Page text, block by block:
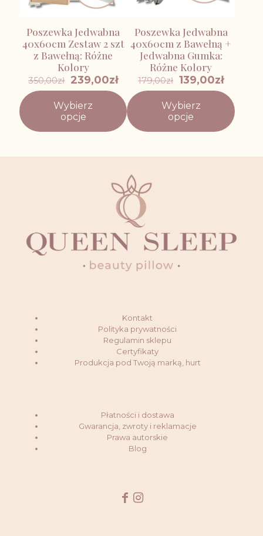
Poszewka Jedwabna
40x60cm Zestaw 2 szt
z Bawełną: Różne
Kolory
350,00zł Pierwotna
cena
wynosiła:
350,00zł.
239,00złAktualna
cena
wynosi:
239,00zł.
Wybierz
opcje
Ten
produkt
Poszewka Jedwabna
40x60cm z Bawełną +
Jedwabna Gumka:
Różne Kolory
179,00zł Pierwotna
cena
wynosiła:
179,00zł.
139,00zł
cena
wynosi:
Wybierz
opcje
Ten
produkt
można
wybrać
stronie
produktu
Kontakt
Polityka prywatności
Regulamin sklepu
Certyfikaty
Produkcja pod Twoją marką, hurt
Płatności i dostawa
Gwarancja, zwroty i reklamacje
Prawa autorskie
Blog